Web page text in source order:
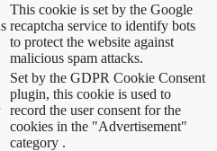
This cookie is set by the Google
recaptcha service to identify bots
to protect the website against
malicious spam attacks.
Set by the GDPR Cookie Consent
plugin, this cookie is used to
record the user consent for the
cookies in the "Advertisement"
category .